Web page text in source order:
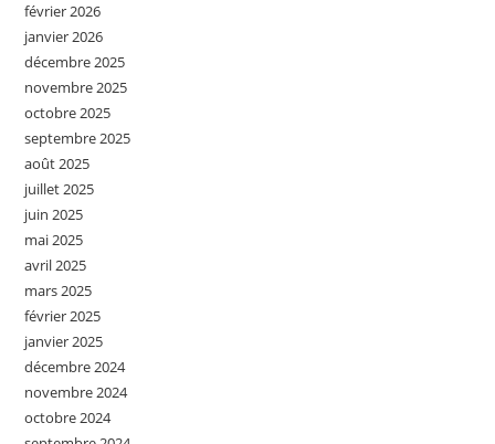
février 2026
janvier 2026
décembre 2025
novembre 2025
octobre 2025
septembre 2025
août 2025
juillet 2025
juin 2025
mai 2025
avril 2025
mars 2025
février 2025
janvier 2025
décembre 2024
novembre 2024
octobre 2024